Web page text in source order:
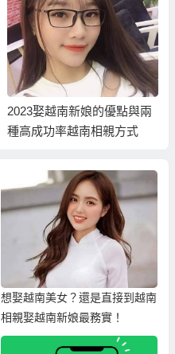
2023娶越南新娘的優點與兩
種高成功率越南相親方式
想娶越南美女？還是直接到越南
相親娶越南新娘最務實！